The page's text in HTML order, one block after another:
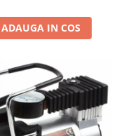
telecomandă
ADAUGA IN COS